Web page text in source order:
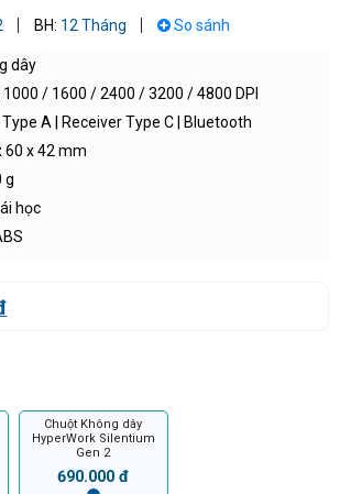
BH: 12 Tháng So sánh
dây
1000 / 1600 / 2400 / 3200 / 4800 DPI
Type A | Receiver Type C | Bluetooth
60 x 42 mm
g
học
Chuột Không dây
HyperWork Silentium
Gen 2
690.000 đ